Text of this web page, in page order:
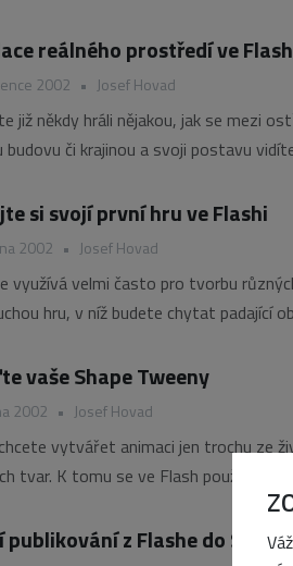
reálného prostředí ve
2002 • Josef Hovad
již někdy hráli nějakou, jak se mezi
budovu či krajinou a svoji postavu
si svojí první hru ve Flashi
2002 • Josef Hovad
využívá velmi často pro tvorbu
hru, v níž budete chytat padající
vaše Shape Tweeny
2002 • Josef Hovad
vytvářet animaci jen trochu ze
tvar. K tomu se ve Flash používá
publikování z Flashe do SWF